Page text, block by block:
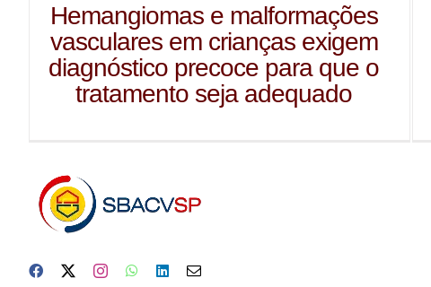
Hemangiomas e malformações
vasculares em crianças exigem
diagnóstico precoce para que o
tratamento seja adequado